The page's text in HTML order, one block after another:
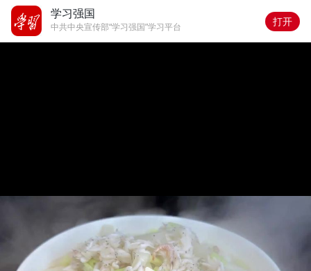
学习强国
中共中央宣传部“学习强国”学习平台 打开